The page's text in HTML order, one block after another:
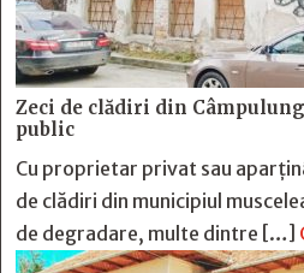
Zeci de clădiri din
public
Cu proprietar privat sau
de clădiri din municipiul
de degradare, multe dintre […]